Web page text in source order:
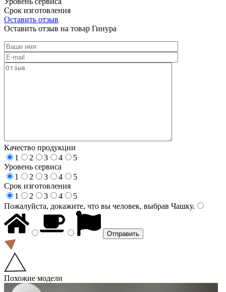
Срок изготовления
Оставить отзыв
Оставить отзыв на товар Гинура
Качество продукции
1
2 3 4
5
Уровень сервиса
1
2 3 4
5
Срок изготовления
1
2 3 4
5
Пожалуйста, докажите, что вы человек, выбрав Чашку.
Похожие модели